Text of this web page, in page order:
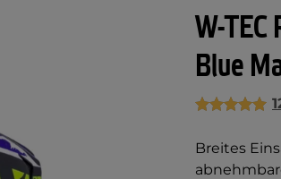
W-
Blue
Breites